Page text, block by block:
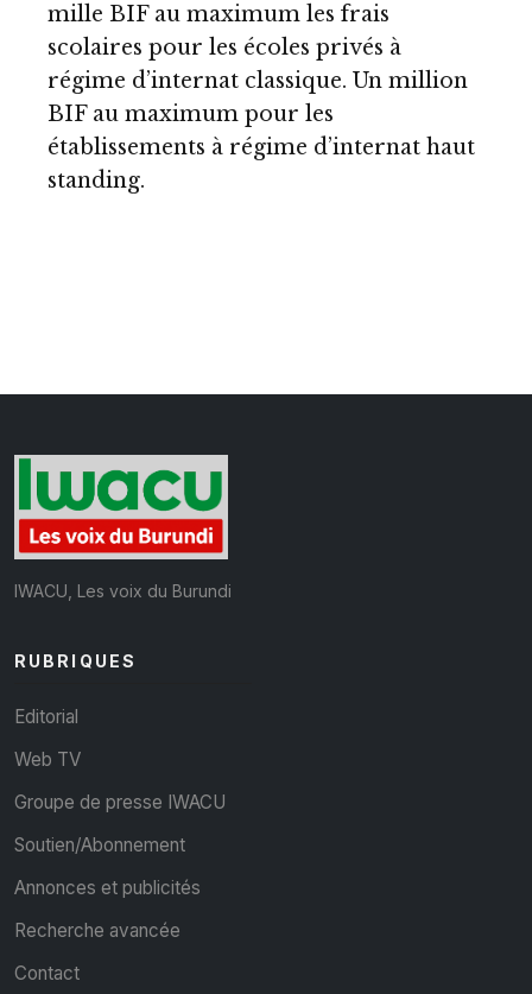
mille BIF au maximum les frais
scolaires pour les écoles privés à
régime d’internat classique. Un million
BIF au maximum pour les
établissements à régime d’internat haut
standing.
IWACU, Les voix du Burundi
RUBRIQUES
Editorial
Web TV
Groupe de presse IWACU
Soutien/Abonnement
Annonces et publicités
Recherche avancée
Contact